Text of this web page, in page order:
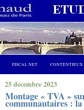
FISCAL NET CONTENTIEUX
25 décembre 2023
Montage « TVA »
communautaires :